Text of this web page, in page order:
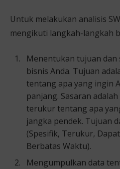
Untuk melakukan analisis
mengikuti langkah-langkah
Menentukan tujuan
bisnis Anda. Tujuan
tentang apa yang ingin
panjang. Sasaran
terukur tentang apa
jangka pendek. Tujuan
(Spesifik, Terukur,
Berbatas Waktu).
Mengumpulkan data